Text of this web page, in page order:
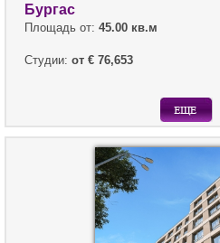
Бургас
Площадь от: 45.00 кв.м
Студии: от € 76,653